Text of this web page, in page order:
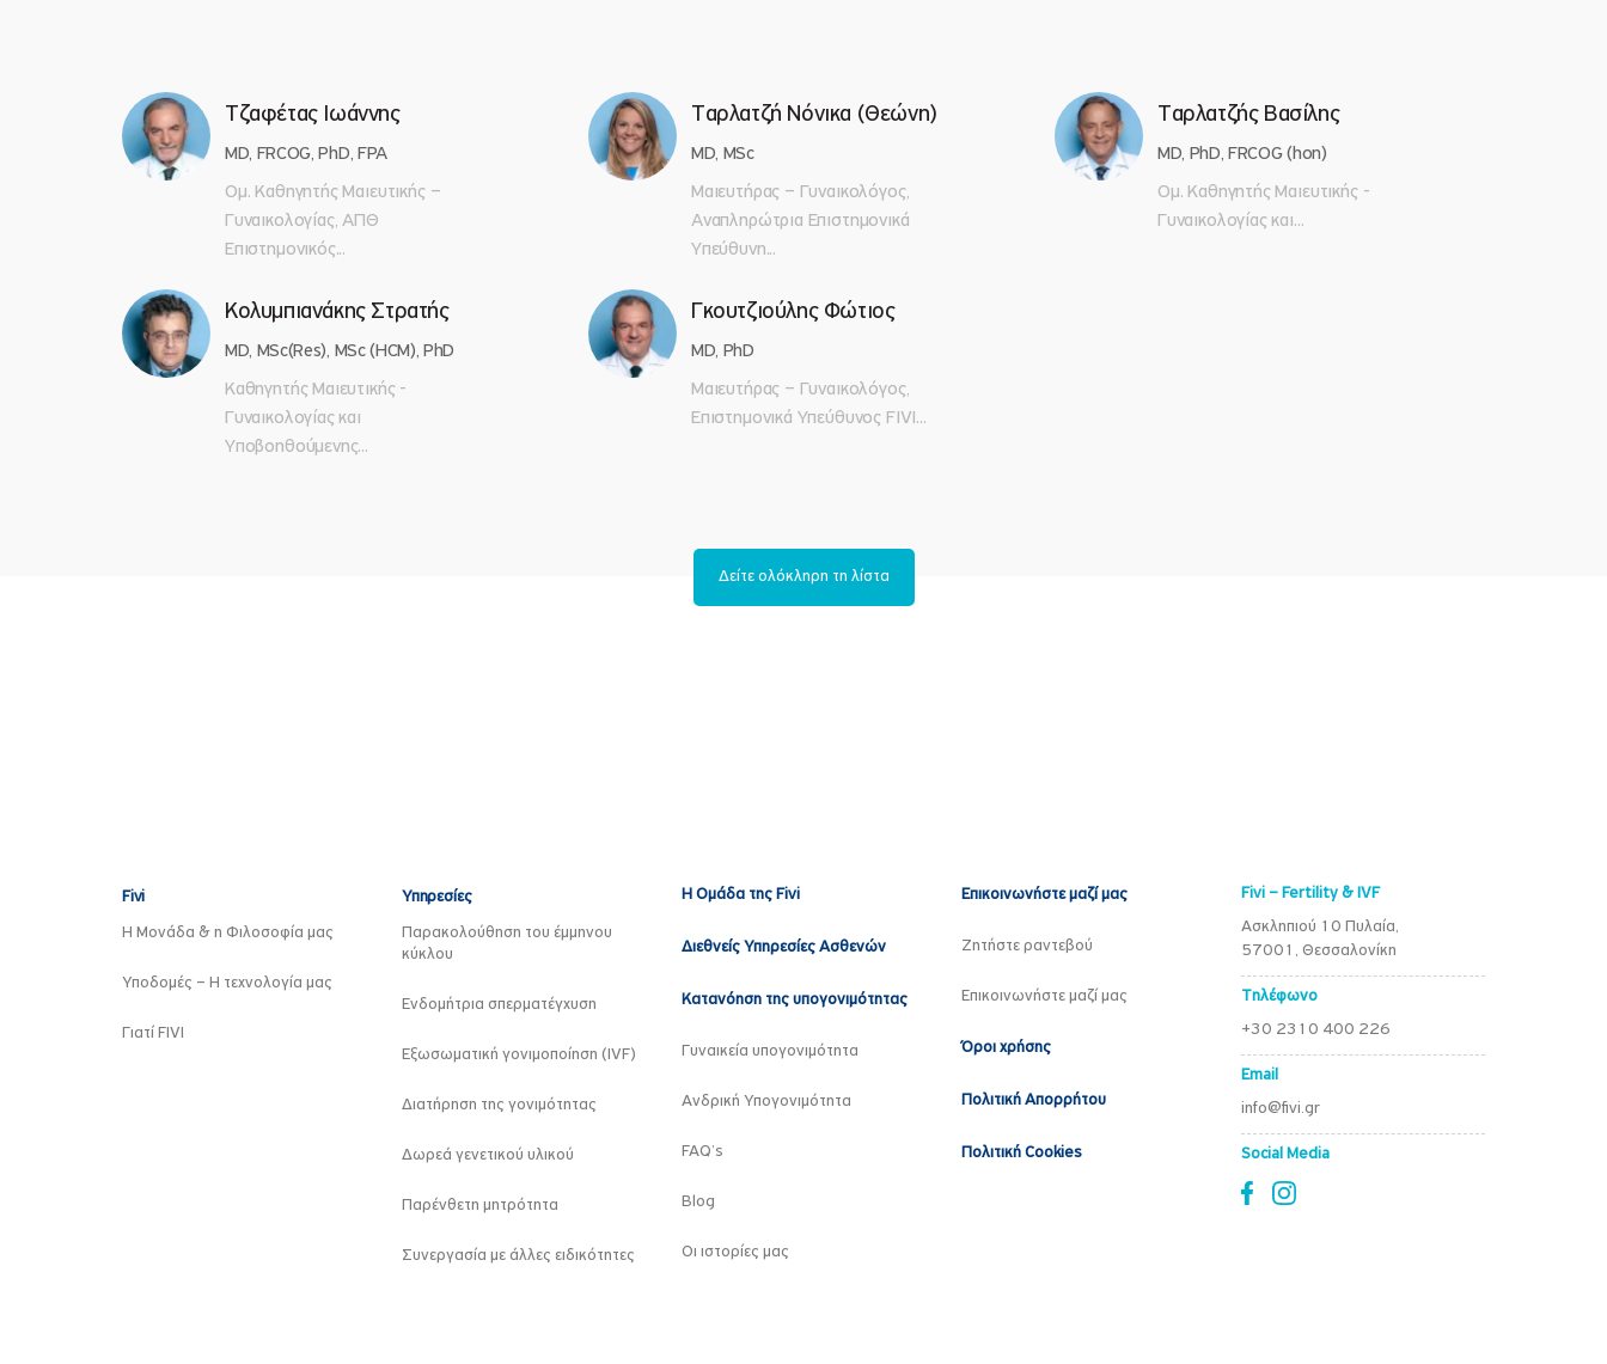
Τζαφέτας Ιωάννης
MD, FRCOG, PhD, FPA
Ομ. Καθηγητής Μαιευτικής –
Γυναικολογίας, ΑΠΘ
Επιστημονικός...
Ταρλατζή Νόνικα (Θεώνη)
MD, MSc
Μαιευτήρας – Γυναικολόγος,
Αναπληρώτρια Επιστημονικά
Υπεύθυνη...
Ταρλατζής Βασίλης
MD, PhD, FRCOG (hon)
Ομ. Καθηγητής Μαιευτικής -
Γυναικολογίας και...
Κολυμπιανάκης Στρατής
MD, MSc(Res), MSc (HCM), PhD
Καθηγητής Μαιευτικής -
Γυναικολογίας και
Υποβοηθούμενης...
Γκουτζιούλης Φώτιος
MD, PhD
Μαιευτήρας – Γυναικολόγος,
Επιστημονικά Υπεύθυνος FIVI...
Δείτε ολόκληρη τη λίστα
Fivi
Η Μονάδα & η Φιλοσοφία μας
Υποδομές – Η τεχνολογία μας
Γιατί FIVI
Υπηρεσίες
Παρακολούθηση του έμμηνου
κύκλου
Ενδομήτρια σπερματέγχυση
Εξωσωματική γονιμοποίηση (IVF)
Διατήρηση της γονιμότητας
Δωρεά γενετικού υλικού
Παρένθετη μητρότητα
Συνεργασία με άλλες ειδικότητες
Η Ομάδα της Fivi
Διεθνείς Υπηρεσίες Ασθενών
Κατανόηση της υπογονιμότητας
Γυναικεία υπογονιμότητα
Ανδρική Υπογονιμότητα
FAQ’s
Blog
Οι ιστορίες μας
Επικοινωνήστε μαζί μας
Ζητήστε ραντεβού
Επικοινωνήστε μαζί μας
Όροι χρήσης
Πολιτική Απορρήτου
Πολιτική Cookies
Fivi – Fertility & IVF
Ασκληπιού 10 Πυλαία,
57001, Θεσσαλονίκη
Τηλέφωνο
+30 2310 400 226
Email
info@fivi.gr
Social Media